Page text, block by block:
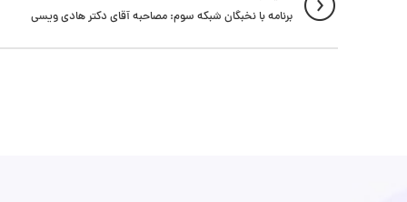
برنامه با نخبگان شبکه سوم: مصاحبه آقای دکتر هادی ویسی